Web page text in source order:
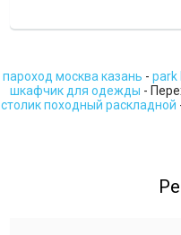
пароход москва казань - park
шкафчик для одежды -
столик походный раскладной